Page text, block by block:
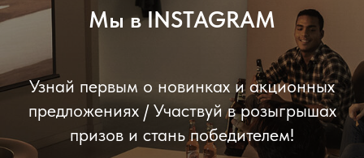
Мы в INSTAGRAM
Узнай первым о новинках и акционных
предложениях / Участвуй в розыгрышах
призов и стань победителем!